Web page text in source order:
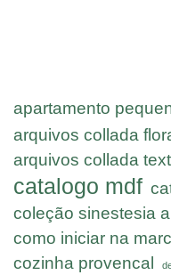
apartamento
arquivos collada
arquivos collada
catalogo mdf
coleção sinestesia
como iniciar na
cozinha provencal